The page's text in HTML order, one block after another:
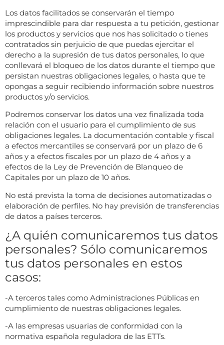
Los datos facilitados se conservarán el tiempo
imprescindible para dar respuesta a tu petición, gestionar
los productos y servicios que nos has solicitado o tienes
contratados sin perjuicio de que puedas ejercitar el
derecho a la supresión de tus datos personales, lo que
conllevará el bloqueo de los datos durante el tiempo que
persistan nuestras obligaciones legales, o hasta que te
opongas a seguir recibiendo información sobre nuestros
productos y/o servicios.
Podremos conservar los datos una vez finalizada toda
relación con el usuario para el cumplimiento de sus
obligaciones legales. La documentación contable y fiscal
a efectos mercantiles se conservará por un plazo de 6
años y a efectos fiscales por un plazo de 4 años y a
efectos de la Ley de Prevención de Blanqueo de
Capitales por un plazo de 10 años.
No está prevista la toma de decisiones automatizadas o
elaboración de perfiles. No hay previsión de transferencias
de datos a países terceros.
¿A quién comunicaremos tus datos
personales? Sólo comunicaremos
tus datos personales en estos
casos:
-A terceros tales como Administraciones Públicas en
cumplimiento de nuestras obligaciones legales.
-A las empresas usuarias de conformidad con la
normativa española reguladora de las ETTs.